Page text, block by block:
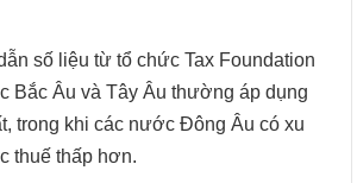
số liệu từ tổ chức Tax Foundation
Bắc Âu và Tây Âu thường áp dụng
trong khi các nước Đông Âu có xu
thuế thấp hơn.